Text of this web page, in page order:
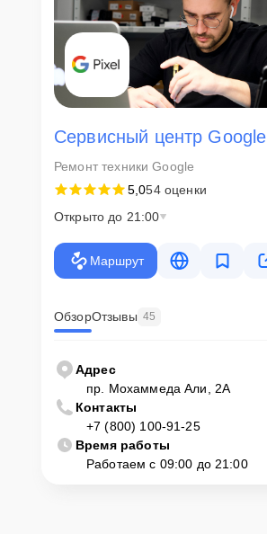
Сервисный центр Google
Ремонт техники Google
5,054 оценки
Открыто до 21:00
Маршрут
ОбзорОтзывы 45
Адрес
пр. Мохаммеда Али, 2А
Контакты
+7 (800) 100-91-25
Время работы
Работаем с 09:00 до 21:00